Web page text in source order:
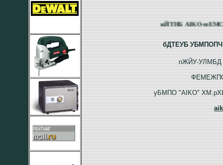
жЙТНБ AIKO-
бДТЕУБ
пЖЙУ-УЛМБД
ФЕМЕЖПО
уБМПО "AIKO"